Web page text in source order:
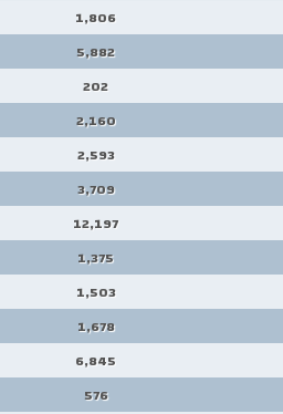
1,806
5,882
202
2,160
2,593
3,709
12,197
1,375
1,503
1,678
6,845
576